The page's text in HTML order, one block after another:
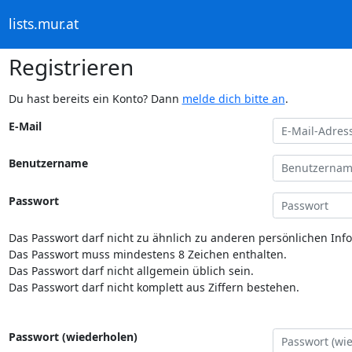
lists.mur.at
Registrieren
Du hast bereits ein Konto? Dann melde dich bitte an.
E-Mail
Benutzername
Passwort
Das Passwort darf nicht zu ähnlich zu anderen persönlichen
Das Passwort muss mindestens 8 Zeichen enthalten.
Das Passwort darf nicht allgemein üblich sein.
Das Passwort darf nicht komplett aus Ziffern bestehen.
Passwort (wiederholen)